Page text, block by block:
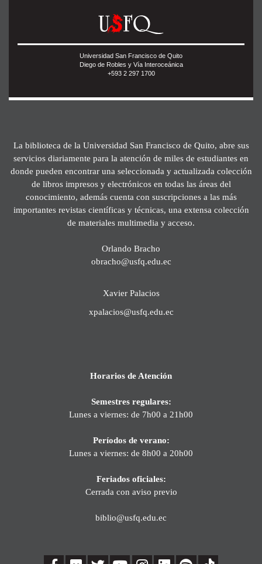
Universidad San Francisco de Quito
Diego de Robles y Vía Interoceánica
+593 2 297 1700
La biblioteca de la Universidad San Francisco de Quito, abre sus
servicios diariamente para la atención de miles de estudiantes en
donde pueden encontrar una seleccionada y actualizada colección
de libros impresos y electrónicos en todas las áreas del
conocimiento, además cuenta con suscripciones a las más
importantes revistas científicas y técnicas, una extensa colección
de materiales multimedia y acceso.
Orlando Bracho
obracho@usfq.edu.ec
Xavier Palacios
xpalacios@usfq.edu.ec
Horarios de Atención
Semestres regulares:
Lunes a viernes: de 7h00 a 21h00
Períodos de verano:
Lunes a viernes: de 8h00 a 20h00
Feriados oficiales:
Cerrada con aviso previo
biblio@usfq.edu.ec